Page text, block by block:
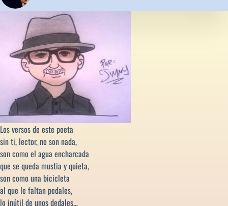
Los versos de este poeta
sin ti, lector, no son nada,
son como el agua encharcada
que se queda mustia y quieta,
son como una bicicleta
al que le faltan pedales,
lo inútil de unos dedales...